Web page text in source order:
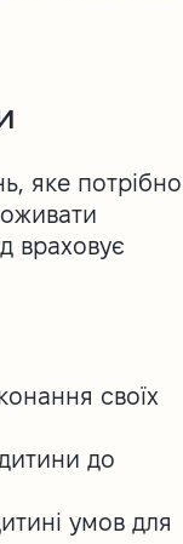
яке потрібно
враховує
своїх
до
умов для